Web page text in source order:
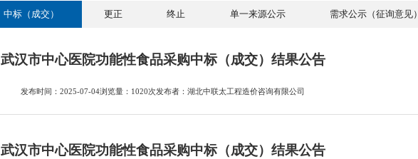
中标（成交） 更正 终止 单一来源公示 需求公示（征询意见）
武汉市中心医院功能性食品采购中标（成交）结果公告
发布时间：2025-07-04浏览量：1020次发布者：湖北中联太工程造价咨询有限公司
武汉市中心医院功能性食品采购中标（成交）结果公告